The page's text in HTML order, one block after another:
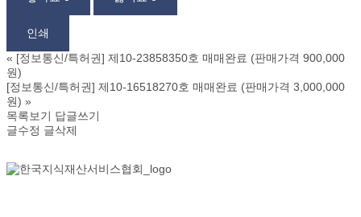
인쇄
« [정보통신/특허권] 제10-23858350호 매매완료 (판매가격 900,000
원)
[정보통신/특허권] 제10-16518270호 매매완료 (판매가격 3,000,000
원) »
목록보기
답글쓰기
글수정 글삭제